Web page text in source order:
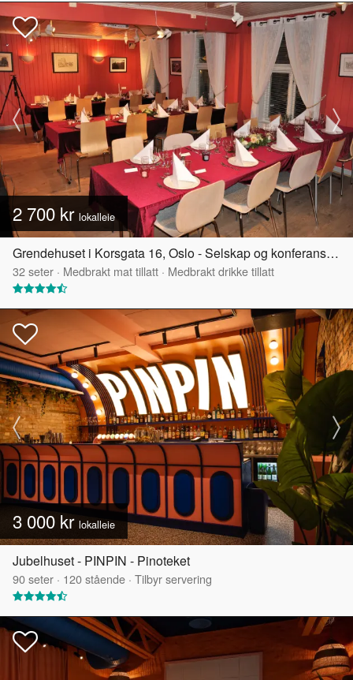
2 700 kr lokalleie
Grendehuset i Korsgata 16, Oslo - Selskap og konferanselokale
32seter · Medbrakt mat tillatt · Medbrakt drikke tillatt
3 000 kr lokalleie
Jubelhuset - PINPIN - Pinoteket
90seter · 120stående · Tilbyr servering